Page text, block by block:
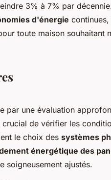
3% à 7% par
d'énergie
toute maison souhaitant
par une évaluation
de vérifier les
le choix des systèmes
énergétique des
soigneusement ajustés.